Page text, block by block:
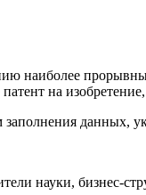
наиболее
на
данных,
науки,